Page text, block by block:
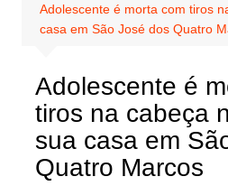
Adolescente é morta com tiros
casa em São José dos Quatro
Adolescente é
tiros na cabeça
sua casa em
Quatro Marcos